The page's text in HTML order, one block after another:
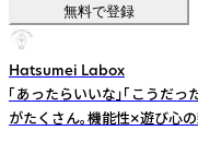
無料で登録
Hatsumei Labox
「あったらいいな」「こうだ
がたくさん。機能性×遊び心